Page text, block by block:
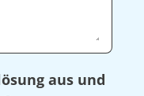
aus und